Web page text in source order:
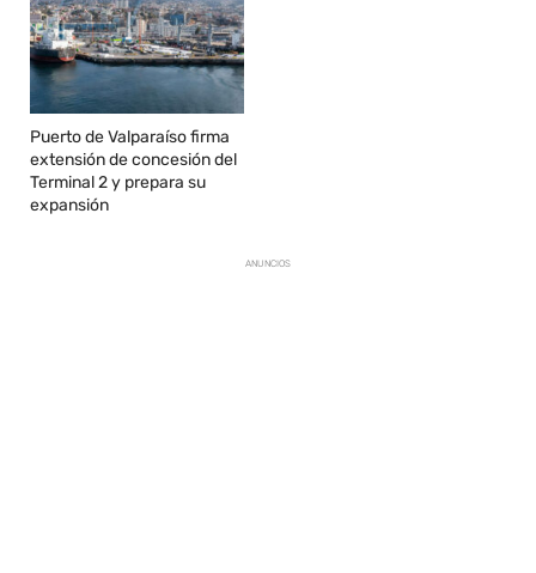
Puerto de Valparaíso firma
extensión de concesión del
Terminal 2 y prepara su
expansión
ANUNCIOS